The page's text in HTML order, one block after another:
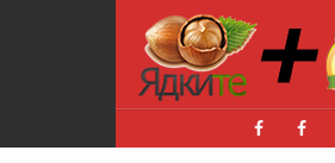
Спрете веднага тези храни!